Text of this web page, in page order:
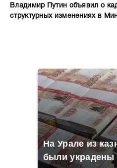
Владимир Путин объявил о
структурных изменениях в
На Урале из
были украдены